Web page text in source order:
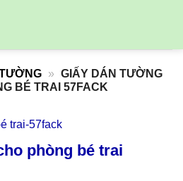
» GIẤY DÁN TƯỜNG
BÉ TRAI 57FACK
phòng bé trai